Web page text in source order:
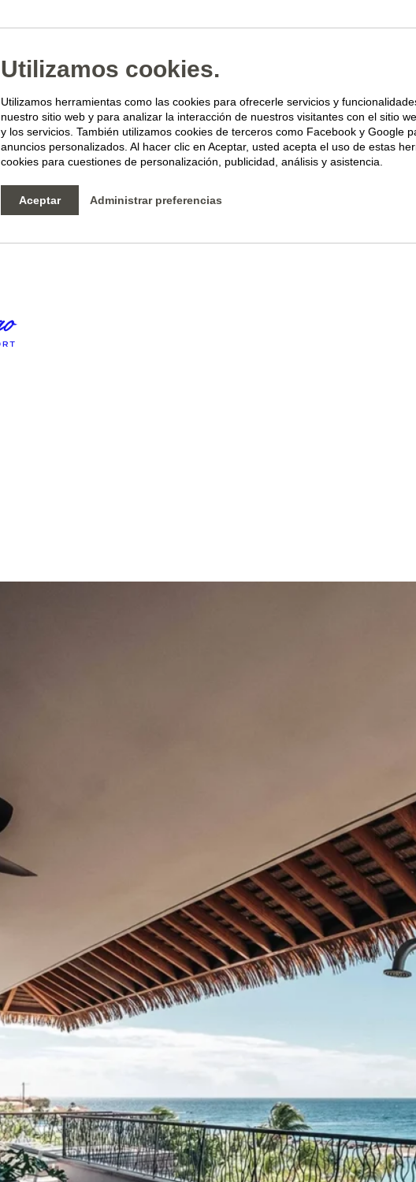
Utilizamos cookies.
Utilizamos herramientas como las cookies para ofrecerle servicios y
nuestro sitio web y para analizar la interacción de nuestros visitantes con el sitio
y los servicios. También utilizamos cookies de terceros como Facebook y Google
anuncios personalizados. Al hacer clic en Aceptar, usted acepta el uso de estas
cookies para cuestiones de personalización, publicidad, análisis y asistencia.
Aceptar Administrar preferencias